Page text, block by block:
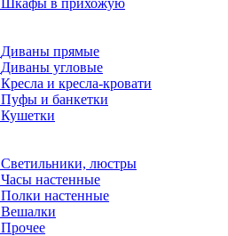
Диваны прямые
Диваны угловые
Кресла и кресла-кровати
Пуфы и банкетки
Кушетки
Светильники, люстры
Часы настенные
Полки настенные
Вешалки
Прочее